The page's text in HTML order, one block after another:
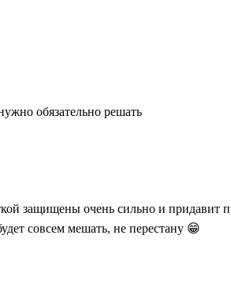
обязательно решать
защищены очень сильно и
совсем мешать, не перестану 😁